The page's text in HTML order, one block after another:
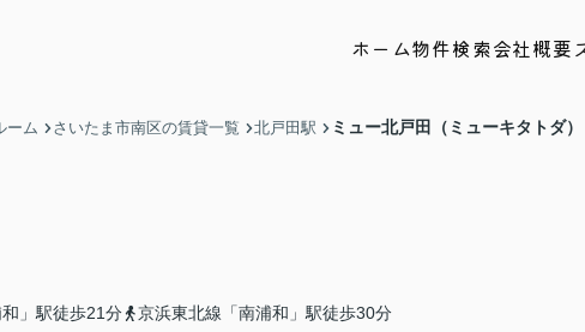
ホーム物件検索会社概要
ーム さいたま市南区の賃貸一覧 北戸田駅 ミュー北戸田（ミューキタトダ）
」駅徒歩21分 京浜東北線「南浦和」駅徒歩30分